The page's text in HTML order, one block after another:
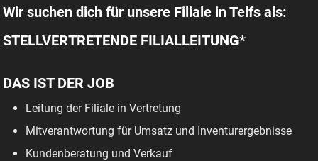
Wir suchen dich für unsere Filiale in Telfs als:
STELLVERTRETENDE FILIALLEITUNG*
DAS IST DER JOB
Leitung der Filiale in Vertretung
Mitverantwortung für Umsatz und Inventurergebnisse
Kundenberatung und Verkauf